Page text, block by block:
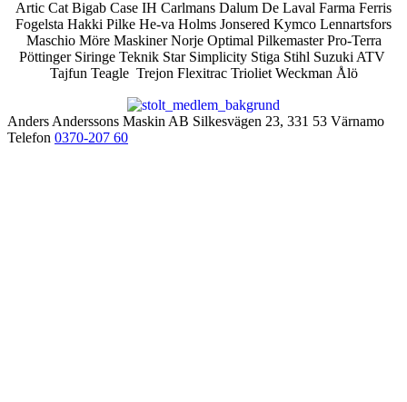
Artic Cat Bigab Case IH Carlmans Dalum De Laval Farma Ferris
Fogelsta Hakki Pilke He-va Holms Jonsered Kymco Lennartsfors
Maschio Möre Maskiner Norje Optimal Pilkemaster Pro-Terra
Pöttinger Siringe Teknik Star Simplicity Stiga Stihl Suzuki ATV
Tajfun Teagle Trejon Flexitrac Trioliet Weckman Ålö
Anders Anderssons Maskin AB Silkesvägen 23, 331 53 Värnamo
Telefon 0370-207 60